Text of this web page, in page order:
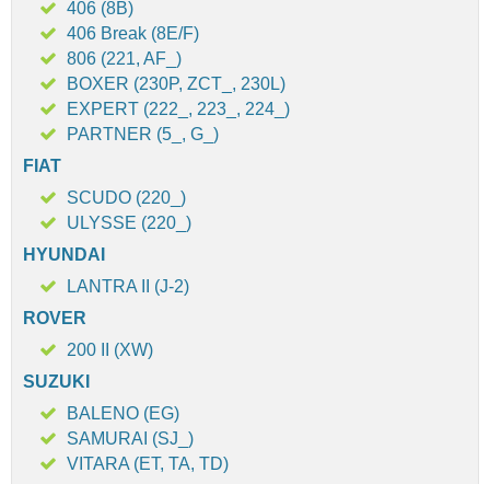
406 (8B)
406 Break (8E/F)
806 (221, AF_)
BOXER (230P, ZCT_, 230L)
EXPERT (222_, 223_, 224_)
PARTNER (5_, G_)
FIAT
SCUDO (220_)
ULYSSE (220_)
HYUNDAI
LANTRA II (J-2)
ROVER
200 II (XW)
SUZUKI
BALENO (EG)
SAMURAI (SJ_)
VITARA (ET, TA, TD)